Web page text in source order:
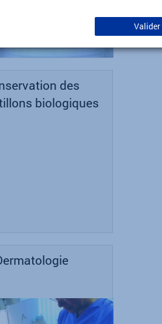
Valider
des
biologiques